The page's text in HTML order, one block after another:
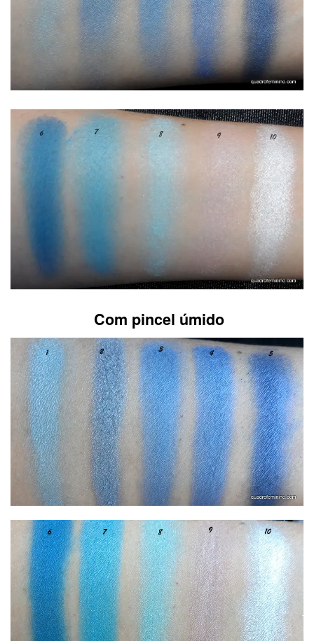
Com pincel úmido